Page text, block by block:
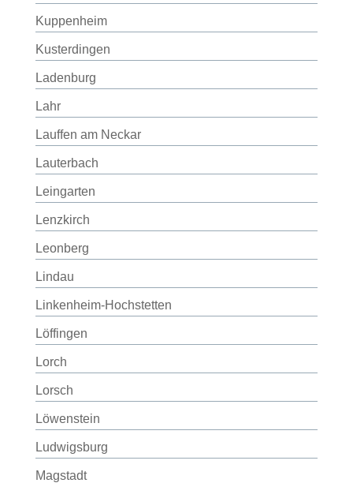
Kuppenheim
Kusterdingen
Ladenburg
Lahr
Lauffen am Neckar
Lauterbach
Leingarten
Lenzkirch
Leonberg
Lindau
Linkenheim-Hochstetten
Löffingen
Lorch
Lorsch
Löwenstein
Ludwigsburg
Magstadt